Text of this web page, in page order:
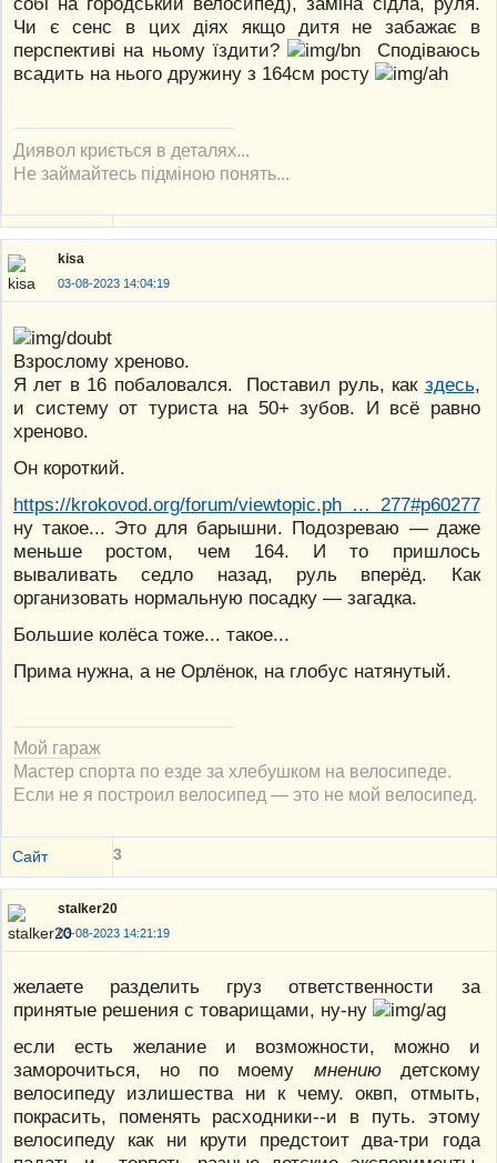
Чи є сенс в цих діях якщо дитя не забажає в
перспективі на ньому їздити?
Сподіваюсь
всадить на нього дружину з 164см росту
Диявол криється в деталях...
Не займайтесь підміною понять...
kisa
03-08-2023 14:04:19
Взрослому хреново.
Я лет в 16 побаловался. Поставил руль, как здесь,
и систему от туриста на 50+ зубов. И всё равно
хреново.
Он короткий.
https://krokovod.org/forum/viewtopic.ph … 277#p60277
ну такое... Это для барышни. Подозреваю — даже
меньше ростом, чем 164. И то пришлось
вываливать седло назад, руль вперёд. Как
организовать нормальную посадку — загадка.
Большие колёса тоже... такое...
Прима нужна, а не Орлёнок, на глобус натянутый.
Мой гараж
Мастер спорта по езде за хлебушком на велосипеде.
Если не я построил велосипед — это не мой велосипед.
Сайт 3
stalker20
03-08-2023 14:21:19
желаете разделить груз ответственности за
принятые решения с товарищами, ну-ну
если есть желание и возможности, можно и
заморочиться, но по моему мнениюдетскому
велосипеду излишества ни к чему. оквп, отмыть,
покрасить, поменять расходники--и в путь. этому
велосипеду как ни крути предстоит два-три года